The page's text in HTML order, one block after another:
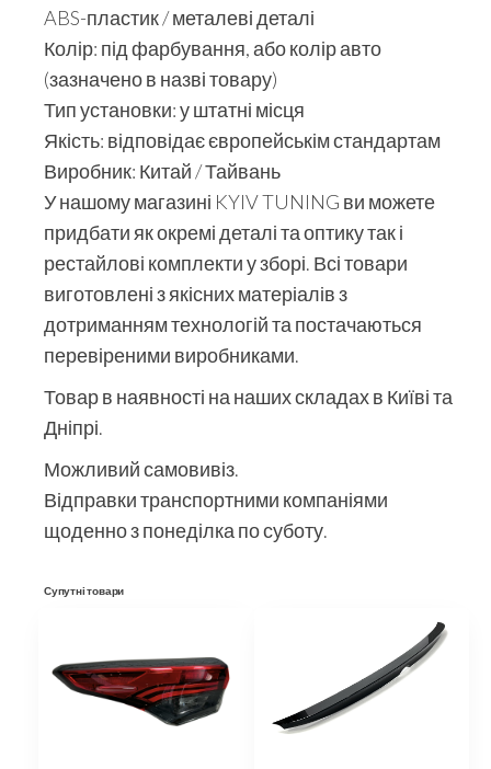
ABS-пластик / металеві деталі
Колір: під фарбування, або колір авто
(зазначено в назві товару)
Тип установки: у штатні місця
Якість: відповідає європейськім стандартам
Виробник: Китай / Тайвань
У нашому магазині KYIV TUNING ви можете
придбати як окремі деталі та оптику так і
рестайлові комплекти у зборі. Всі товари
виготовлені з якісних матеріалів з
дотриманням технологій та постачаються
перевіреними виробниками.
Товар в наявності на наших складах в Київі та
Дніпрі.
Можливий самовивіз.
Відправки транспортними компаніями
щоденно з понеділка по суботу.
Супутні товари